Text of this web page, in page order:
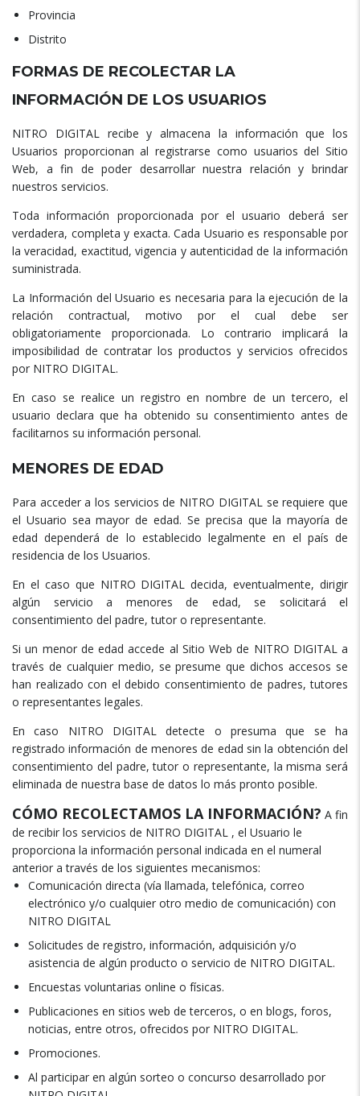
Provincia
Distrito
FORMAS DE RECOLECTAR LA
INFORMACIÓN DE LOS USUARIOS
NITRO DIGITAL recibe y almacena la información que los
Usuarios proporcionan al registrarse como usuarios del Sitio
Web, a fin de poder desarrollar nuestra relación y brindar
nuestros servicios.
Toda información proporcionada por el usuario deberá ser
verdadera, completa y exacta. Cada Usuario es responsable por
la veracidad, exactitud, vigencia y autenticidad de la información
suministrada.
La Información del Usuario es necesaria para la ejecución de la
relación contractual, motivo por el cual debe ser
obligatoriamente proporcionada. Lo contrario implicará la
imposibilidad de contratar los productos y servicios ofrecidos
por NITRO DIGITAL.
En caso se realice un registro en nombre de un tercero, el
usuario declara que ha obtenido su consentimiento antes de
facilitarnos su información personal.
MENORES DE EDAD
Para acceder a los servicios de NITRO DIGITAL se requiere que
el Usuario sea mayor de edad. Se precisa que la mayoría de
edad dependerá de lo establecido legalmente en el país de
residencia de los Usuarios.
En el caso que NITRO DIGITAL decida, eventualmente, dirigir
algún servicio a menores de edad, se solicitará el
consentimiento del padre, tutor o representante.
Si un menor de edad accede al Sitio Web de NITRO DIGITAL a
través de cualquier medio, se presume que dichos accesos se
han realizado con el debido consentimiento de padres, tutores
o representantes legales.
En caso NITRO DIGITAL detecte o presuma que se ha
registrado información de menores de edad sin la obtención del
consentimiento del padre, tutor o representante, la misma será
eliminada de nuestra base de datos lo más pronto posible.
CÓMO RECOLECTAMOS LA INFORMACIÓN? A fin
de recibir los servicios de NITRO DIGITAL , el Usuario le
proporciona la información personal indicada en el numeral
anterior a través de los siguientes mecanismos:
Comunicación directa (vía llamada, telefónica, correo
electrónico y/o cualquier otro medio de comunicación) con
NITRO DIGITAL
Solicitudes de registro, información, adquisición y/o
asistencia de algún producto o servicio de NITRO DIGITAL.
Encuestas voluntarias online o físicas.
Publicaciones en sitios web de terceros, o en blogs, foros,
noticias, entre otros, ofrecidos por NITRO DIGITAL.
Promociones.
Al participar en algún sorteo o concurso desarrollado por